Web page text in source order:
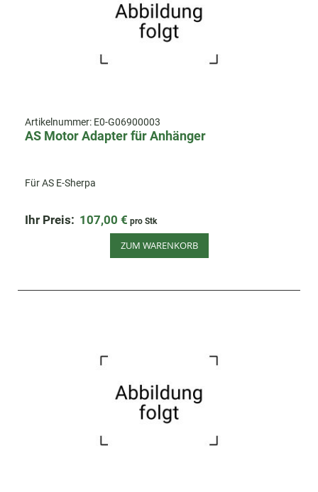
Artikelnummer: E0-G06900003
AS Motor Adapter für Anhänger
Für AS E-Sherpa
Ihr Preis: 107,00 € pro Stk
ZUM WARENKORB